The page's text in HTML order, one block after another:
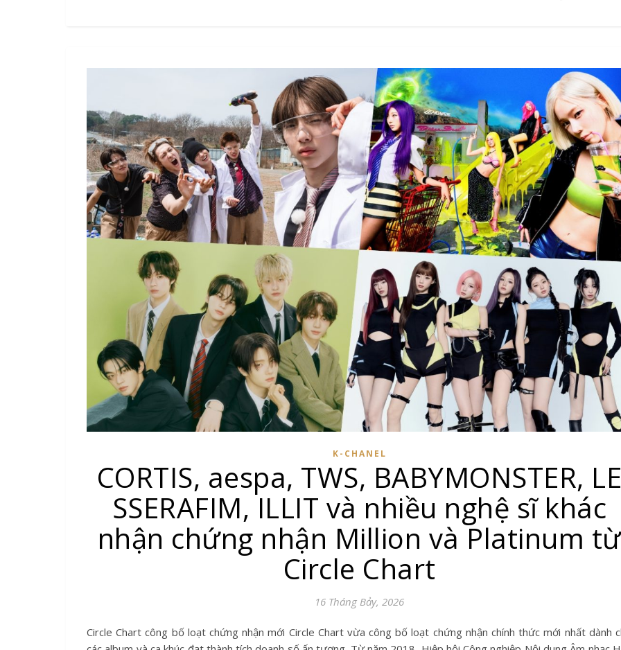
K-CHANEL
CORTIS, aespa, TWS, BABYMONSTER, LE
SSERAFIM, ILLIT và nhiều nghệ sĩ khác
nhận chứng nhận Million và Platinum từ
Circle Chart
16 Tháng Bảy, 2026
Circle Chart công bố loạt chứng nhận mới Circle Chart vừa công bố loạt chứng nhận chính thức mới nhất dành cho